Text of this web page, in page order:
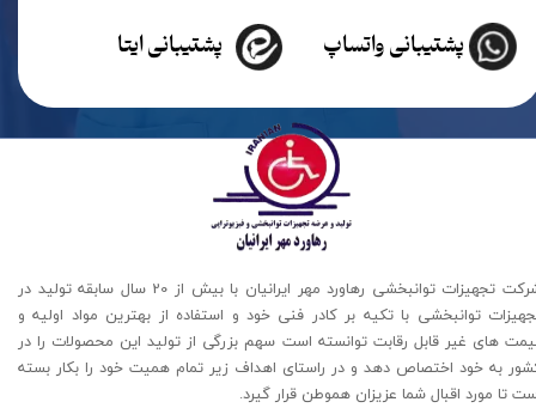
پشتیبانی ایتا پشتیبانی واتساپ
شرکت تجهیزات توانبخشی رهاورد مهر ایرانیان با بیش از 20 سال سابقه تولید در
توانبخشی با تکیه بر کادر فنی خود و استفاده از بهترین مواد اولیه و
های غیر قابل رقابت توانسته است سهم بزرگی از تولید این محصولات را در
به خود اختصاص دهد و در راستای اهداف زیر تمام همیت خود را بکار بسته
تا مورد اقبال شما عزیزان هموطن قرار گیرد​​​​​​​.